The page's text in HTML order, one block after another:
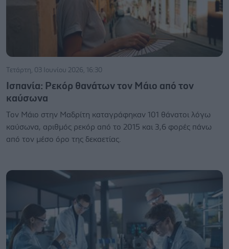
Τετάρτη, 03 Ιουνίου 2026, 16:30
Ισπανία: Ρεκόρ θανάτων τον Μάιο από τον
καύσωνα
Τον Μάιο στην Μαδρίτη καταγράφηκαν 101 θάνατοι λόγω
καύσωνα, αριθμός ρεκόρ από το 2015 και 3,6 φορές πάνω
από τον μέσο όρο της δεκαετίας.